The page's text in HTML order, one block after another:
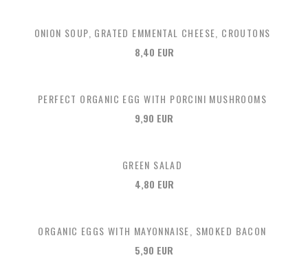
ONION SOUP, GRATED EMMENTAL CHEESE, CROUTONS
8,40 EUR
PERFECT ORGANIC EGG WITH PORCINI MUSHROOMS
9,90 EUR
GREEN SALAD
4,80 EUR
ORGANIC EGGS WITH MAYONNAISE, SMOKED BACON
5,90 EUR